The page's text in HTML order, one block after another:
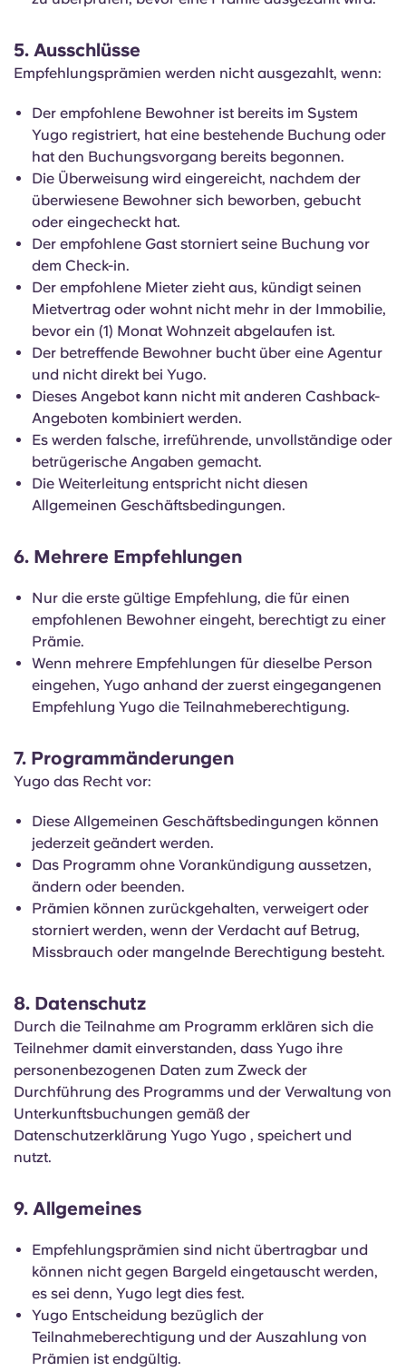
5. Ausschlüsse
Empfehlungsprämien werden nicht ausgezahlt, wenn:
Der empfohlene Bewohner ist bereits im System
Yugo registriert, hat eine bestehende Buchung oder
hat den Buchungsvorgang bereits begonnen.
Die Überweisung wird eingereicht, nachdem der
überwiesene Bewohner sich beworben, gebucht
oder eingecheckt hat.
Der empfohlene Gast storniert seine Buchung vor
dem Check-in.
Der empfohlene Mieter zieht aus, kündigt seinen
Mietvertrag oder wohnt nicht mehr in der Immobilie,
bevor ein (1) Monat Wohnzeit abgelaufen ist.
Der betreffende Bewohner bucht über eine Agentur
und nicht direkt bei Yugo.
Dieses Angebot kann nicht mit anderen Cashback-
Angeboten kombiniert werden.
Es werden falsche, irreführende, unvollständige oder
betrügerische Angaben gemacht.
Die Weiterleitung entspricht nicht diesen
Allgemeinen Geschäftsbedingungen.
6. Mehrere Empfehlungen
Nur die erste gültige Empfehlung, die für einen
empfohlenen Bewohner eingeht, berechtigt zu einer
Prämie.
Wenn mehrere Empfehlungen für dieselbe Person
eingehen, Yugo anhand der zuerst eingegangenen
Empfehlung Yugo die Teilnahmeberechtigung.
7. Programmänderungen
Yugo das Recht vor:
Diese Allgemeinen Geschäftsbedingungen können
jederzeit geändert werden.
Das Programm ohne Vorankündigung aussetzen,
ändern oder beenden.
Prämien können zurückgehalten, verweigert oder
storniert werden, wenn der Verdacht auf Betrug,
Missbrauch oder mangelnde Berechtigung besteht.
8. Datenschutz
Durch die Teilnahme am Programm erklären sich die
Teilnehmer damit einverstanden, dass Yugo ihre
personenbezogenen Daten zum Zweck der
Durchführung des Programms und der Verwaltung von
Unterkunftsbuchungen gemäß der
Datenschutzerklärung Yugo Yugo , speichert und
nutzt.
9. Allgemeines
Empfehlungsprämien sind nicht übertragbar und
können nicht gegen Bargeld eingetauscht werden,
es sei denn, Yugo legt dies fest.
Yugo Entscheidung bezüglich der
Teilnahmeberechtigung und der Auszahlung von
Prämien ist endgültig.